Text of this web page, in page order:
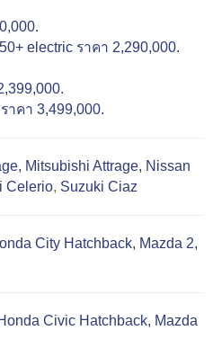
electric ราคา 2,290,000.
าคา 3,499,000.
, Mitsubishi Attrage, Nissan
Celerio, Suzuki Ciaz
City Hatchback, Mazda 2,
Civic Hatchback, Mazda